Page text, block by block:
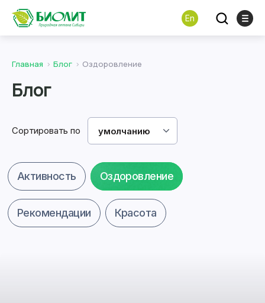
En
Главная Блог Оздоровление
Блог
Активность Оздоровление
Рекомендации Красота
Сортировать по умолчанию